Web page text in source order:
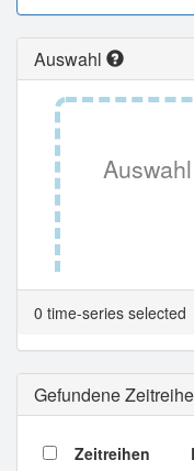
Auswahl
0 time-series selected
Gefundene
Zeitreihen